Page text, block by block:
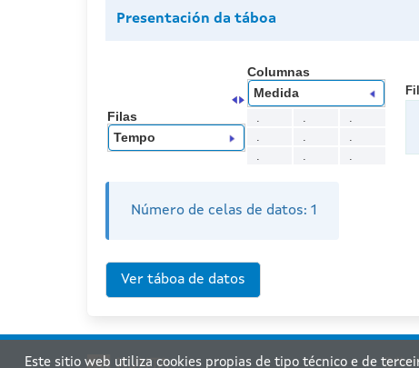
Presentación da táboa
Columnas
Medida
Filas
Tempo
. .
.
.
.
.
.
. .
Número de celas de datos: 1
Este sitio web utiliza cookies propias de tipo técnico e de